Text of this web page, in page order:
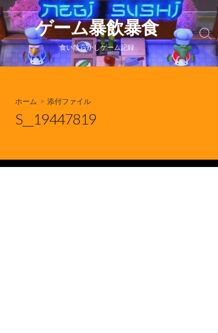
コ
ン
テ
ン
ツ
へ
ゲーム暴飲暴食
食い散らかしゲーム記録
検
索
り
ホーム > 添付ファイル
S__19447819